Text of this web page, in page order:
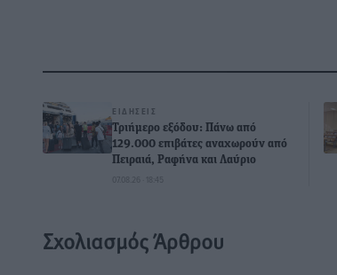
ΕΙΔΉΣΕΙΣ
Τριήμερο εξόδου: Πάνω από
129.000 επιβάτες αναχωρούν από
Πειραιά, Ραφήνα και Λαύριο
07.08.26 · 18:45
Σχολιασμός Άρθρου